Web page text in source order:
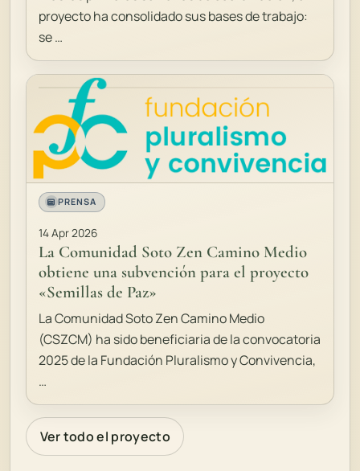
proyecto ha consolidado sus bases de trabajo:
se …
PRENSA
14 Apr 2026
La Comunidad Soto Zen Camino Medio
obtiene una subvención para el proyecto
«Semillas de Paz»
La Comunidad Soto Zen Camino Medio
(CSZCM) ha sido beneficiaria de la convocatoria
2025 de la Fundación Pluralismo y Convivencia,
…
Ver todo el proyecto